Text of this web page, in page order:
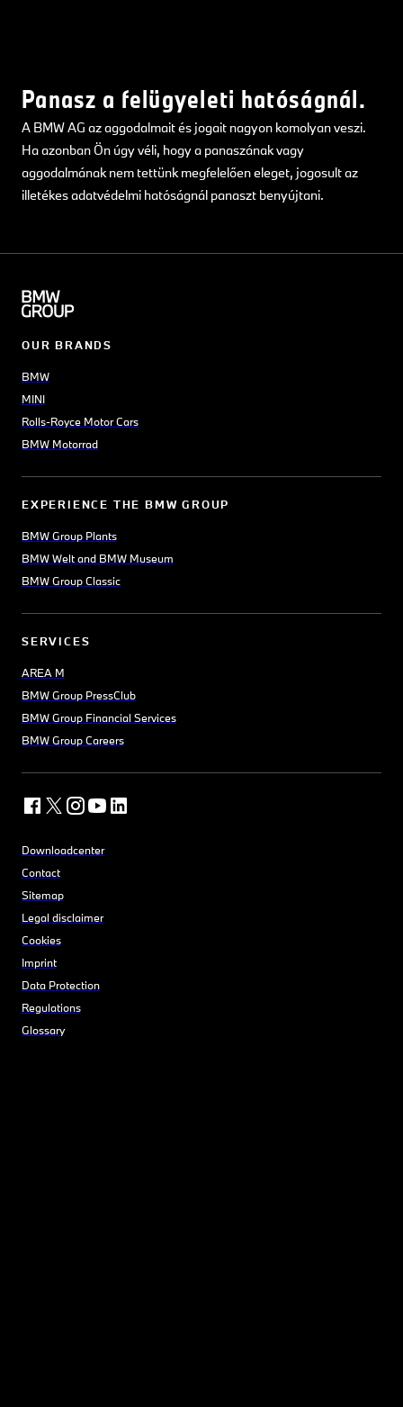
Panasz a felügyeleti hatóságnál.
A BMW AG az aggodalmait és jogait nagyon komolyan veszi.
Ha azonban Ön úgy véli, hogy a panaszának vagy
aggodalmának nem tettünk megfelelően eleget, jogosult az
illetékes adatvédelmi hatóságnál panaszt benyújtani.
OUR BRANDS
BMW
MINI
Rolls-Royce Motor Cars
BMW Motorrad
EXPERIENCE THE BMW GROUP
BMW Group Plants
BMW Welt and BMW Museum
BMW Group Classic
SERVICES
AREA M
BMW Group PressClub
BMW Group Financial Services
BMW Group Careers
Downloadcenter
Contact
Sitemap
Legal disclaimer
Cookies
Imprint
Data Protection
Regulations
Glossary